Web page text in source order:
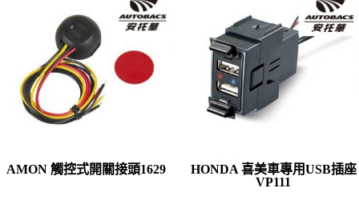
AMON 觸控式開關接頭1629
HONDA 喜美車專用USB插座
VP111